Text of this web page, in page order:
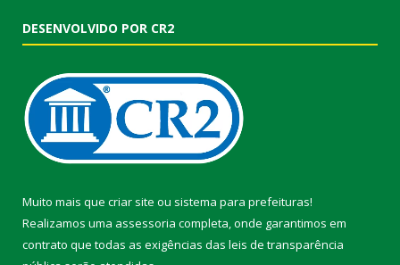
DESENVOLVIDO POR CR2
Muito mais que criar site ou sistema para prefeituras!
Realizamos uma assessoria completa, onde garantimos em
contrato que todas as exigências das leis de transparência